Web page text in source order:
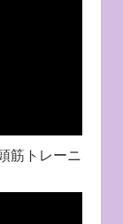
筋トレーニ